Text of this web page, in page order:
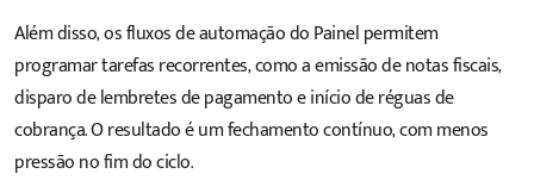
Além disso, os fluxos de automação do Painel permitem
programar tarefas recorrentes, como a emissão de notas fiscais,
disparo de lembretes de pagamento e início de réguas de
cobrança. O resultado é um fechamento contínuo, com menos
pressão no fim do ciclo.